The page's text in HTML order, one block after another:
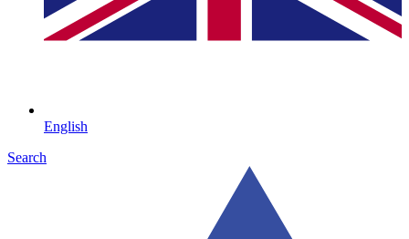
English
Search